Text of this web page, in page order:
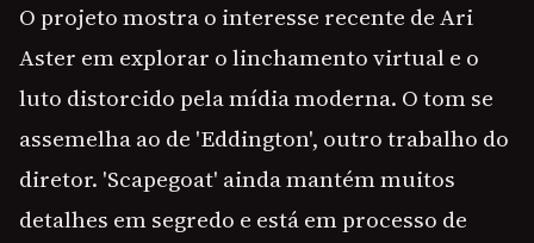
O projeto mostra o interesse recente de Ari
Aster em explorar o linchamento virtual e o
luto distorcido pela mídia moderna. O tom se
assemelha ao de 'Eddington', outro trabalho do
diretor. 'Scapegoat' ainda mantém muitos
detalhes em segredo e está em processo de